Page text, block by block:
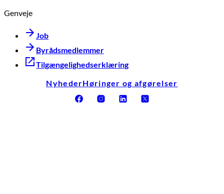
Genveje
Job
Byrådsmedlemmer
Tilgængelighedserklæring
NyhederHøringer og afgørelser